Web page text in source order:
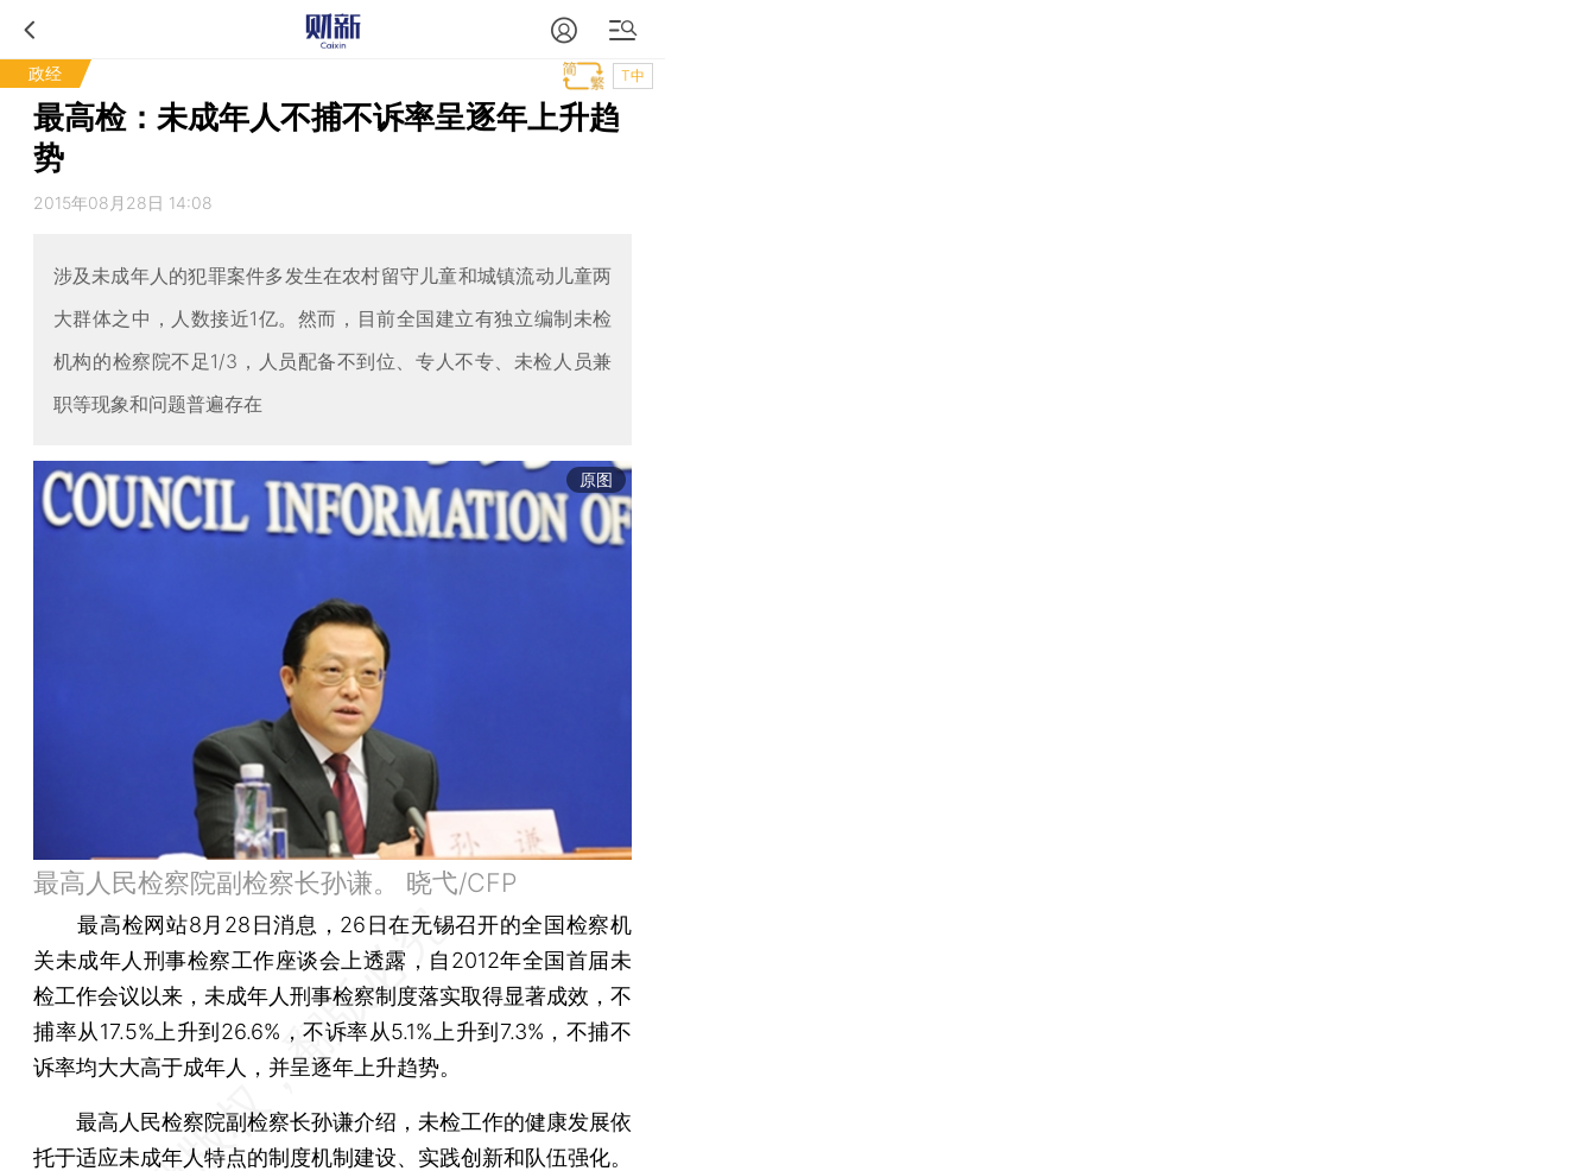
政经 T中
最高检：未成年人不捕不诉率呈逐年上升趋
势
2015年08月28日 14:08
涉及未成年人的犯罪案件多发生在农村留守儿童和城镇流动儿童两
大群体之中，人数接近1亿。然而，目前全国建立有独立编制未检
机构的检察院不足1/3，人员配备不到位、专人不专、未检人员兼
职等现象和问题普遍存在
原图
最高人民检察院副检察长孙谦。 晓弋/CFP
最高检网站8月28日消息，26日在无锡召开的全国检察机
关未成年人刑事检察工作座谈会上透露，自2012年全国首届未
检工作会议以来，未成年人刑事检察制度落实取得显著成效，不
捕率从17.5%上升到26.6%，不诉率从5.1%上升到7.3%，不捕不
诉率均大大高于成年人，并呈逐年上升趋势。
最高人民检察院副检察长孙谦介绍，未检工作的健康发展依
托于适应未成年人特点的制度机制建设、实践创新和队伍强化。